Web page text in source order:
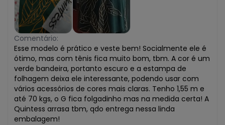
Comentário:
Esse modelo é prático e veste bem! Socialmente ele é
ótimo, mas com tênis fica muito bom, tbm. A cor é um
verde bandeira, portanto escuro e a estampa de
folhagem deixa ele interessante, podendo usar com
vários acessórios de cores mais claras. Tenho 1,55 m e
até 70 kgs, o G fica folgadinho mas na medida certa! A
Quintess arrasa tbm, qdo entrega nessa linda
embalagem!